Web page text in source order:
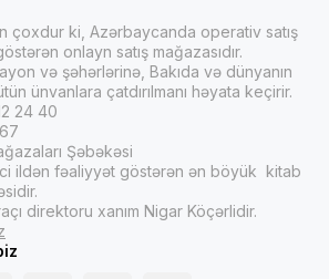
çoxdur ki, Azərbaycanda operativ satış
onlayn satış mağazasıdır.
və şəhərlərinə, Bakıda və dünyanın
ünvanlara çatdırılmanı həyata keçirir.
24 40
Şəbəkəsi
ildən fəaliyyət göstərən ən böyük kitab
direktoru xanım Nigar Köçərlidir.